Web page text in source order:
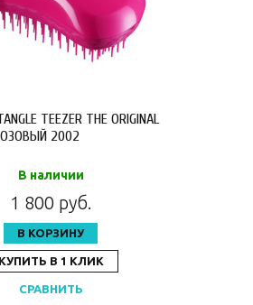
TEEZER THE ORIGINAL
2002
В наличии
1 800 руб.
В КОРЗИНУ
КУПИТЬ В 1 КЛИК
СРАВНИТЬ